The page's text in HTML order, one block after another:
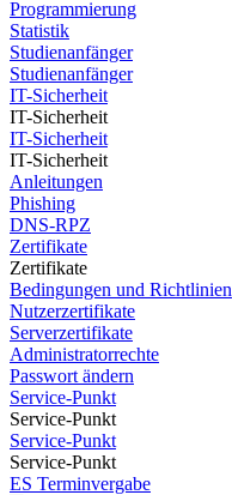
Programmierung
Statistik
Studienanfänger
Studienanfänger
IT-Sicherheit
IT-Sicherheit
IT-Sicherheit
IT-Sicherheit
Anleitungen
Phishing
DNS-RPZ
Zertifikate
Zertifikate
Bedingungen und Richtlinien
Nutzerzertifikate
Serverzertifikate
Administratorrechte
Passwort ändern
Service-Punkt
Service-Punkt
Service-Punkt
Service-Punkt
ES Terminvergabe